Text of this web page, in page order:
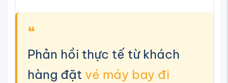
❝
Phản hồi thực tế từ khách
hàng đặt vé máy bay đi